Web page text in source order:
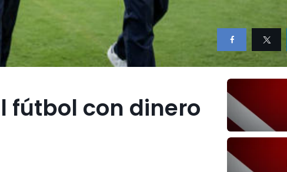
fútbol con dinero